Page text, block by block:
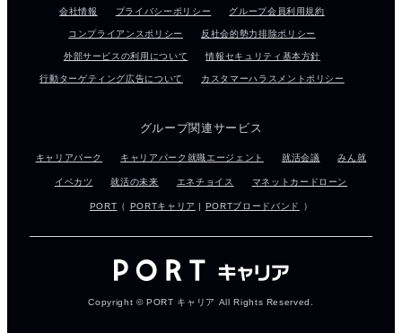
会社情報 プライバシーポリシー グループ会員利用規約
コンプライアンスポリシー 反社会的勢力排除ポリシー
外部サービスの利用について 情報セキュリティ基本方針
行動ターゲティング広告について カスタマーハラスメントポリシー